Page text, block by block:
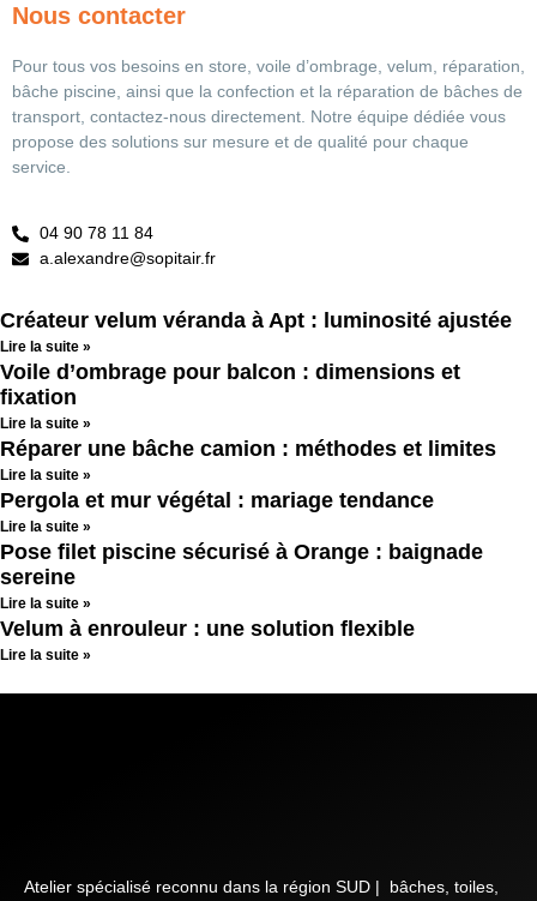
Nous contacter
Pour tous vos besoins en store, voile d’ombrage, velum, réparation,
bâche piscine, ainsi que la confection et la réparation de bâches de
transport, contactez-nous directement. Notre équipe dédiée vous
propose des solutions sur mesure et de qualité pour chaque
service.
04 90 78 11 84
a.alexandre@sopitair.fr
Créateur velum véranda à Apt : luminosité ajustée
Lire la suite »
Voile d’ombrage pour balcon : dimensions et
fixation
Lire la suite »
Réparer une bâche camion : méthodes et limites
Lire la suite »
Pergola et mur végétal : mariage tendance
Lire la suite »
Pose filet piscine sécurisé à Orange : baignade
sereine
Lire la suite »
Velum à enrouleur : une solution flexible
Lire la suite »
Atelier spécialisé reconnu dans la région SUD | bâches, toiles,